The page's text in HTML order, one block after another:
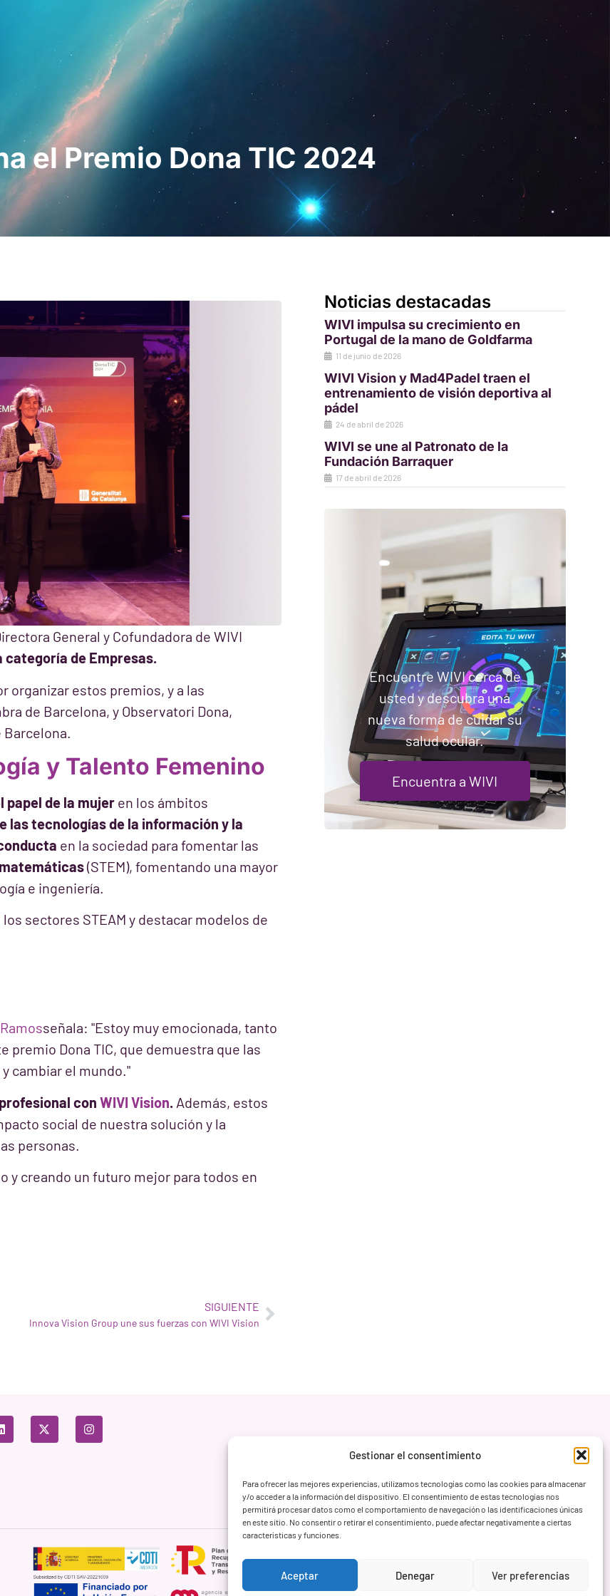
Gestionar el consentimiento
Para ofrecer las mejores experiencias, utilizamos tecnologías como las cookies para almacenar
y/o acceder a la información del dispositivo. El consentimiento de estas tecnologías nos
permitirá procesar datos como el comportamiento de navegación o las identificaciones únicas
en este sitio. No consentir o retirar el consentimiento, puede afectar negativamente a ciertas
características y funciones.
Aceptar Denegar Ver preferencias
Para pacientes
Solicita una
el Premio Dona TIC 2024
General y Cofundadora de WIVI
categoría de Empresas.
organizar estos premios, y a las
de Barcelona, y Observatori Dona,
y Talento Femenino
papel de la mujer en los ámbitos
las tecnologías de la información y la
en la sociedad para fomentar las
(STEM), fomentando una mayor
e ingeniería.
sectores STEAM y destacar modelos de
señala: "Estoy muy emocionada, tanto
Dona TIC, que demuestra que las
cambiar el mundo."
con WIVI Vision. Además, estos
social de nuestra solución y la
personas.
y creando un futuro mejor para todos en
SIGUIENTE
Innova Vision Group une sus fuerzas con WIVI Vision
Noticias destacadas
WIVI impulsa su crecimiento en
Portugal de la mano de Goldfarma
11 de junio de 2026
WIVI Vision y Mad4Padel traen el
entrenamiento de visión deportiva al
pádel
24 de abril de 2026
WIVI se une al Patronato de la
Fundación Barraquer
17 de abril de 2026
Encuentre WIVI cerca de
usted y descubra una
nueva forma de cuidar su
salud ocular.
Encuentra a WIVI